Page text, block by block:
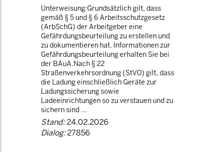
Unterweisung:Grundsätzlich gilt, dass
gemäß § 5 und § 6 Arbeitsschutzgesetz
(ArbSchG) der Arbeitgeber eine
Gefährdungsbeurteilung zu erstellen und
zu dokumentieren hat. Informationen zur
Gefährdungsbeurteilung erhalten Sie bei
der BAuA.Nach § 22
Straßenverkehrsordnung (StVO) gilt, dass
die Ladung einschließlich Geräte zur
Ladungssicherung sowie
Ladeeinrichtungen so zu verstauen und zu
sichern sind ...
Stand:24.02.2026
Dialog:27856